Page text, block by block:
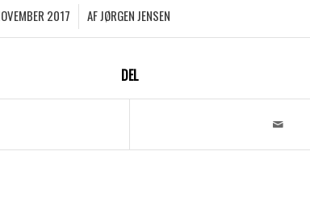
2017
/ AFJØRGEN JENSEN
DEL